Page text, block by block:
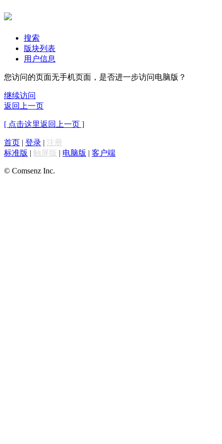
搜索
版块列表
用户信息
您访问的页面无手机页面，是否进一步访问电脑版？
继续访问
返回上一页
[ 点击这里返回上一页 ]
首页 | 登录 | 注册
标准版 | 触屏版 | 电脑版 | 客户端
© Comsenz Inc.